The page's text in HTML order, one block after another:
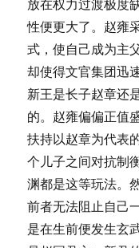
放在权力过渡极度
性便更大了。赵雍
式，使自己成为主
却使得文官集团迅
新王是长子赵章还
的。赵雍偏偏正值
扶持以赵章为代表
个儿子之间对抗制
渊都是这等玩法。
前者无法阻止自己
是在生前便发生玄